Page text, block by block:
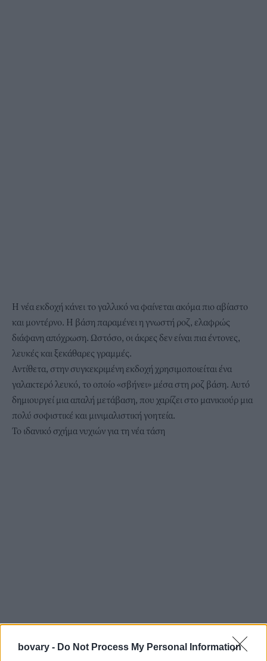
bovary - Do Not Process My Personal Information
Η νέα εκδοχή κάνει το γαλλικό να φαίνεται ακόμα πιο αβίαστο
και μοντέρνο. Η βάση παραμένει η γνωστή ροζ, ελαφρώς
διάφανη απόχρωση. Ωστόσο, οι άκρες δεν είναι πια έντονες,
λευκές και ξεκάθαρες γραμμές.
Αντίθετα, στην συγκεκριμένη εκδοχή χρησιμοποιείται ένα
γαλακτερό λευκό, το οποίο «σβήνει» μέσα στη ροζ βάση. Αυτό
δημιουργεί μια απαλή μετάβαση, που χαρίζει στο μανικιούρ μια
πολύ σοφιστικέ και μινιμαλιστική γοητεία.
Το ιδανικό σχήμα νυχιών για τη νέα τάση